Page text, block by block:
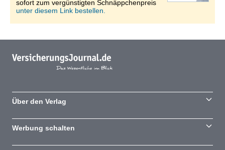
sofort zum vergünstigten Schnäppchenpreis
unter diesem Link bestellen.
Über den Verlag
Werbung schalten